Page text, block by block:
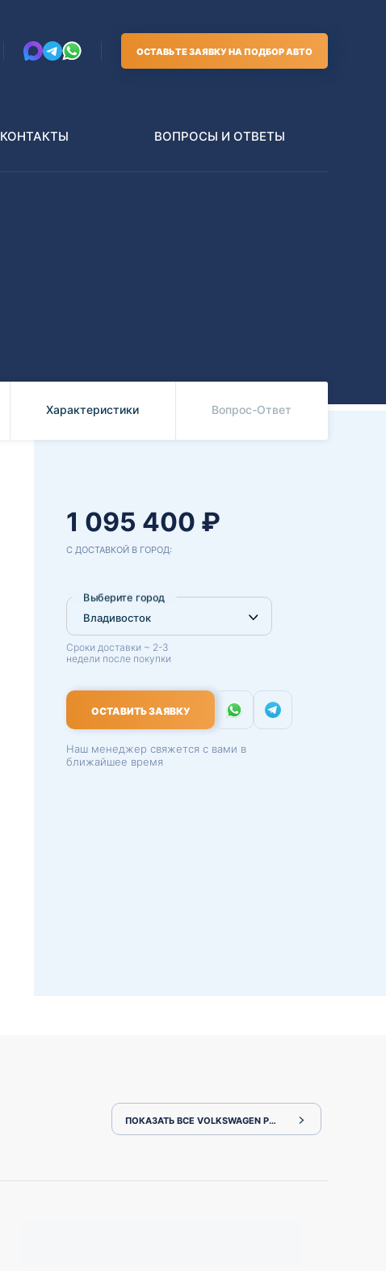
ОСТАВЬТЕ ЗАЯВКУ НА ПОДБОР АВТО
КОНТАКТЫ ВОПРОСЫ И ОТВЕТЫ
Характеристики Вопрос-Ответ
1 095 400 ₽
С ДОСТАВКОЙ В ГОРОД:
Выберите город
Сроки доставки ~ 2-3
недели после покупки
ОСТАВИТЬ ЗАЯВКУ
Наш менеджер свяжется с вами в
ближайшее время
ПОКАЗАТЬ ВСЕ VOLKSWAGEN POLO AWCHZ